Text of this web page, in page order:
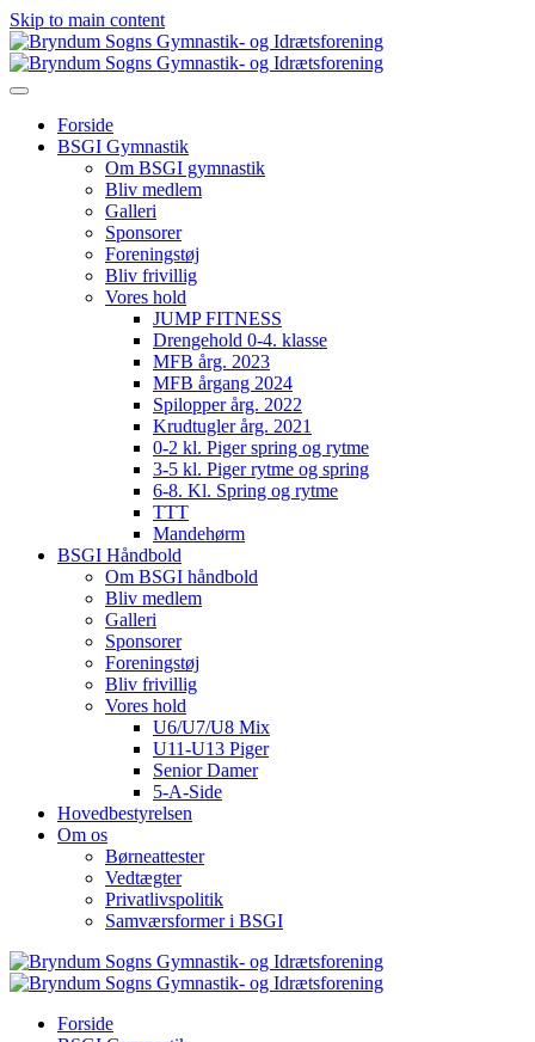
Skip to main content
Forside
BSGI Gymnastik
Om BSGI gymnastik
Bliv medlem
Galleri
Sponsorer
Foreningstøj
Bliv frivillig
Vores hold
JUMP FITNESS
Drengehold 0-4. klasse
MFB årg. 2023
MFB årgang 2024
Spilopper årg. 2022
Krudtugler årg. 2021
0-2 kl. Piger spring og rytme
3-5 kl. Piger rytme og spring
6-8. Kl. Spring og rytme
TTT
Mandehørm
BSGI Håndbold
Om BSGI håndbold
Bliv medlem
Galleri
Sponsorer
Foreningstøj
Bliv frivillig
Vores hold
U6/U7/U8 Mix
U11-U13 Piger
Senior Damer
5-A-Side
Hovedbestyrelsen
Om os
Børneattester
Vedtægter
Privatlivspolitik
Samværsformer i BSGI
Forside